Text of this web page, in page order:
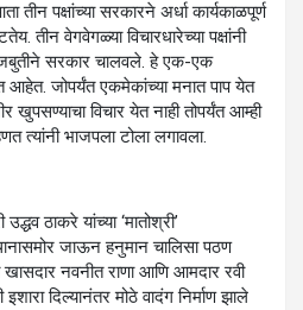
तीन पक्षांच्या सरकारने अर्धा कार्यकाळपूर्ण
तीन वेगवेगळ्या विचारधारेच्या पक्षांनी
सरकार चालवले. हे एक-एक
आहेत. जोपर्यंत एकमेकांच्या मनात पाप येत
खुपसण्याचा विचार येत नाही तोपर्यंत आम्ही
त्यांनी भाजपला टोला लगावला.
ठाकरे यांच्या ‘मातोश्री’
जाऊन हनुमान चालिसा पठण
खासदार नवनीत राणा आणि आमदार रवी
इशारा दिल्यानंतर मोठे वादंग निर्माण झाले